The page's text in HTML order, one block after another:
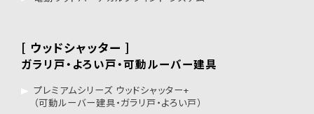
[ ウッドシャッター ]
ガラリ戸・よろい戸・可動ルーバー建具
プレミアムシリーズ ウッドシャッター+
（可動ルーバー建具・ガラリ戸・よろい戸）